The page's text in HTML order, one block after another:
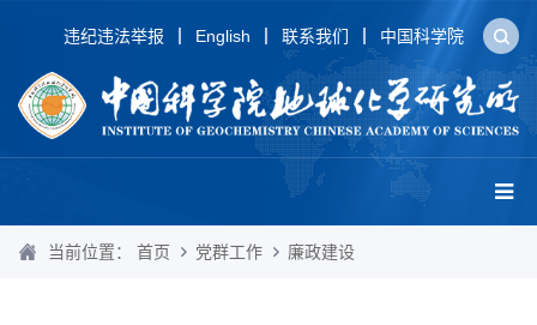
违纪违法举报 English 联系我们 中国科学院
当前位置： 首页 党群工作 廉政建设